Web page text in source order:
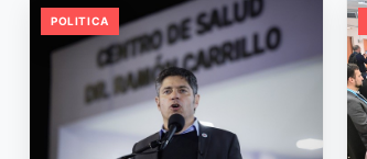
POLITICA